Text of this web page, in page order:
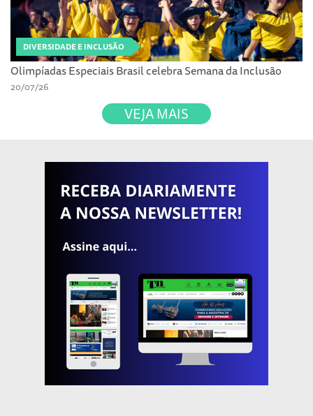
DIVERSIDADE E INCLUSÃO
Olimpíadas Especiais Brasil celebra Semana da Inclusão
20/07/26
VEJA MAIS